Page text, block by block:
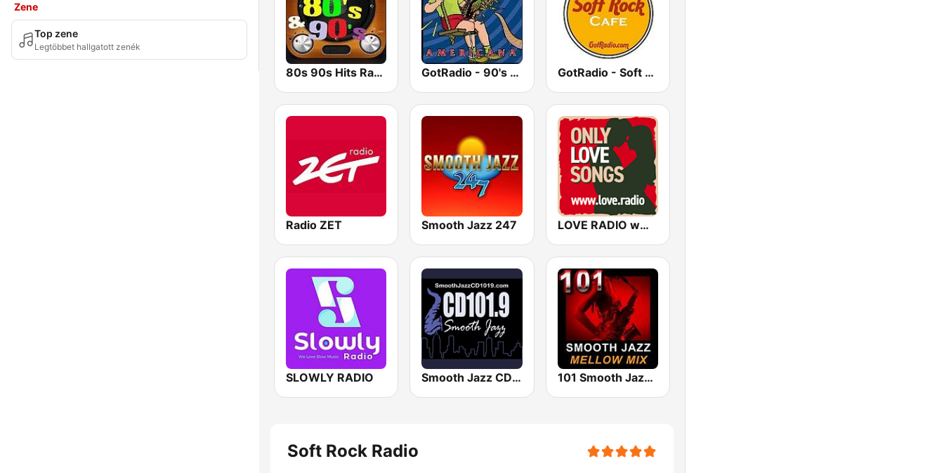
Zene
Top zene
Legtöbbet hallgatott zenék
80s 90s Hits Radio GotRadio - 90's Alternative GotRadio - Soft Rock Cafe
Radio ZET Smooth Jazz 247 LOVE RADIO www.LOVE.radio
SLOWLY RADIO Smooth Jazz CD 101.9 FM 101 Smooth Jazz Mellow Mix
Soft Rock Radio